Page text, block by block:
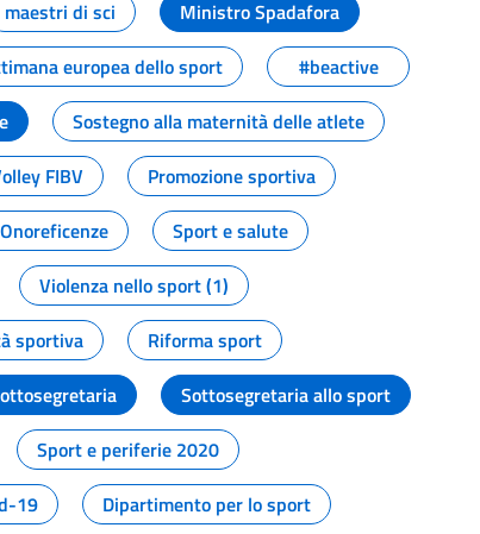
maestri di sci
Ministro Spadafora
europea dello sport
#beactive
Sostegno alla maternità delle atlete
FIBV
Promozione sportiva
Onoreficenze
Sport e salute
Violenza nello sport (1)
sportiva
Riforma sport
Sottosegretaria allo sport
Sport e periferie 2020
19
Dipartimento per lo sport